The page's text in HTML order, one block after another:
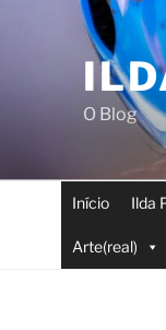
O Blog
Início Ilda
Arte(real)